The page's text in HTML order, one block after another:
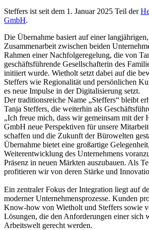
Steffers ist seit dem 1. Januar 2025 Teil der
GmbH.
Die Übernahme basiert auf einer
Zusammenarbeit zwischen beiden
Rahmen einer Nachfolgeregelung, die von
geschäftsführende Gesellschafterin des
initiiert wurde. Wietholt setzt dabei auf die
Steffers wie Regionalität und persönlichen
es neue Impulse in der Digitalisierung setzt.
Der traditionsreiche Name „Steffers“ bleibt
Tanja Steffers, die weiterhin als
„Ich freue mich, dass wir gemeinsam mit der
GmbH neue Perspektiven für unsere
schaffen und die Zukunft der Bürowelten
Übernahme bietet eine großartige
Weiterentwicklung des Unternehmens
Präsenz in neuen Märkten auszubauen. Als
profitieren wir von deren Stärke und
Ein zentraler Fokus der Integration liegt auf
moderner Unternehmensprozesse. Kunden
Know-how von Wietholt und Steffers sowie
Lösungen, die den Anforderungen einer sich
Arbeitswelt gerecht werden.